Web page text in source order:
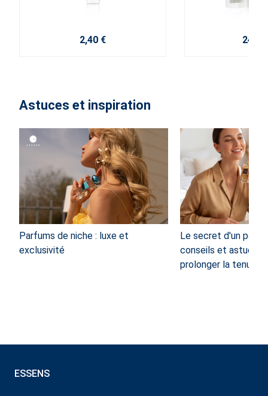
2,40 € 24,00
Astuces et inspiration
Parfums de niche : luxe et
exclusivité
Le secret d'un
conseils et astuces
prolonger la tenue
ESSENS